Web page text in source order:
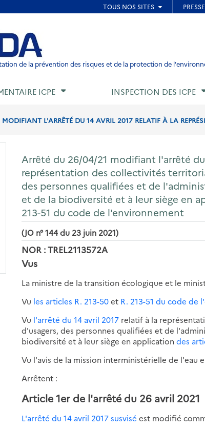
de page
de la prévention des risques et de la protection de
ICPE INSPECTION DES ICPE
L'ARRÊTÉ DU 14 AVRIL 2017 RELATIF À LA
Arrêté du 26/04/21 modifiant l'arrêté
représentation des collectivités
des personnes qualifiées et de
et de la biodiversité et à leur siège en
213-51 du code de l'environnement
(JO n° 144 du 23 juin 2021)
NOR : TREL2113572A
Vus
La ministre de la transition écologique et le
Vu les articles R. 213-50et R. 213-51 du code de
Vu l'arrêté du 14 avril 2017 relatif à la
d'usagers, des personnes qualifiées et de
biodiversité et à leur siège en applicationdes
Vu l'avis de la mission interministérielle de l'eau
Arrêtent :
Article 1er de l'arrêté du 26 avril 2021
L'arrêté du 14 avril 2017 susvisé est modifié